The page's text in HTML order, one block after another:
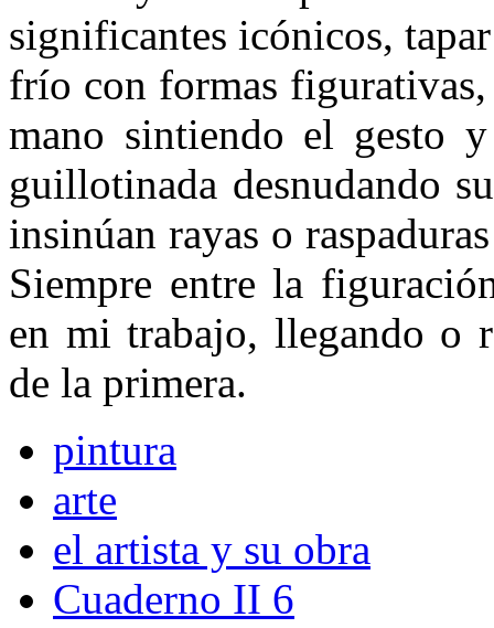
significantes icónicos,
frío con formas figurativas,
mano sintiendo el gesto
guillotinada desnu­dando
insinúan rayas o
Siempre entre la
en mi trabajo, llegando o
de la primera.
pintura
arte
el artista y su obra
Cuaderno II 6